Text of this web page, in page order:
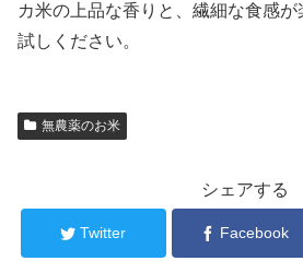
カ米の上品な香りと、繊細な食感
試しください。
無農薬のお米
シェアする
Twitter Facebook